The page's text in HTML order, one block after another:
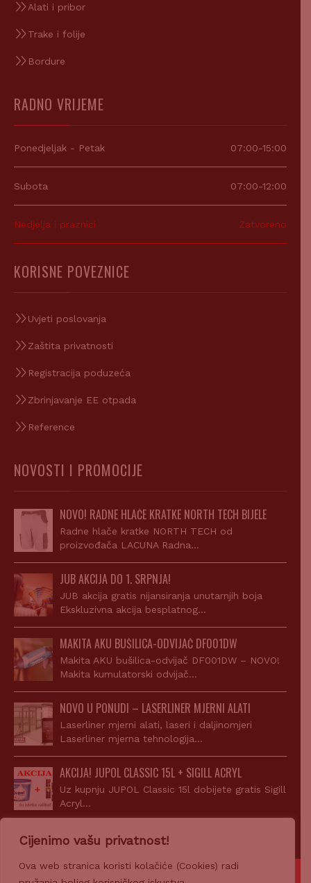
Cijenimo vašu privatnost!
Ova web stranica koristi kolačiće (Cookies) radi
Alati i pribor
Trake i folije
Bordure
RADNO VRIJEME
Ponedjeljak - Petak 07:00-15:00
Subota 07:00-12:00
Nedjelja i praznici Zatvoreno
KORISNE POVEZNICE
Uvjeti poslovanja
Zaštita privatnosti
Registracija poduzeća
Zbrinjavanje EE otpada
Reference
NOVOSTI I PROMOCIJE
NOVO! RADNE HLAČE KRATKE NORTH TECH BIJELE
Radne hlače kratke NORTH TECH od
proizvođača LACUNA Radna…
JUB AKCIJA DO 1. SRPNJA!
JUB akcija gratis nijansiranja unutarnjih boja
Ekskluzivna akcija besplatnog…
MAKITA AKU BUŠILICA-ODVIJAČ DF001DW
Makita AKU bušilica-odvijač DF001DW – NOVO!
Makita kumulatorski odvijač…
NOVO U PONUDI – LASERLINER MJERNI ALATI
Laserliner mjerni alati, laseri i daljinomjeri
Laserliner mjerna tehnologija…
AKCIJA! JUPOL CLASSIC 15L + SIGILL ACRYL
Uz kupnju JUPOL Classic 15l dobijete gratis Sigill
Acryl…
© 2007-2026 Z-PROFIL PRODAJA d.o.o.